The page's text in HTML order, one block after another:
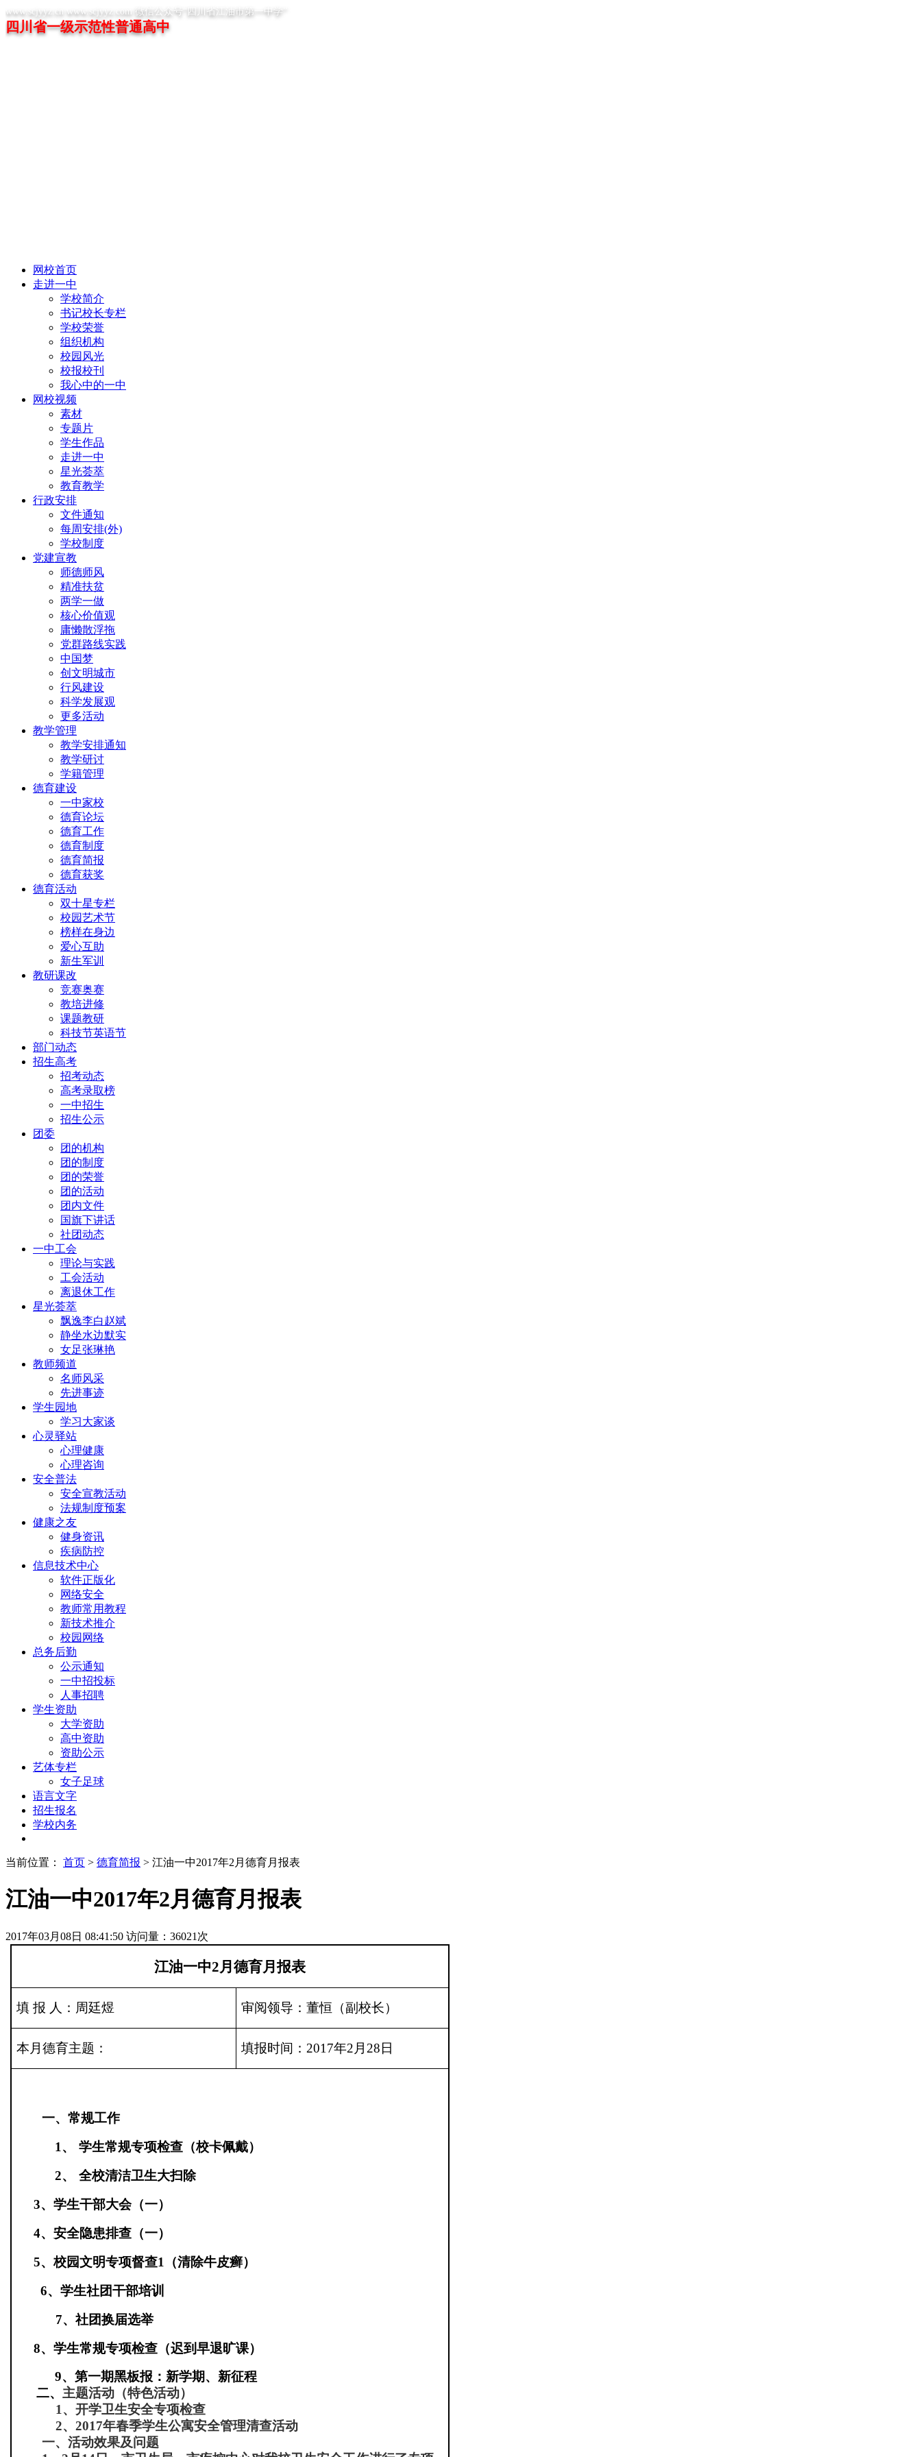
www.scjyyz.cn www.scjyyz.com 微信公众号“四川省江油市第一中学”
四川省一级示范性普通高中
网校首页
走进一中
学校简介
书记校长专栏
学校荣誉
组织机构
校园风光
校报校刊
我心中的一中
网校视频
素材
专题片
学生作品
走进一中
星光荟萃
教育教学
行政安排
文件通知
每周安排(外)
学校制度
党建宣教
师德师风
精准扶贫
两学一做
核心价值观
庸懒散浮拖
党群路线实践
中国梦
创文明城市
行风建设
科学发展观
更多活动
教学管理
教学安排通知
教学研讨
学籍管理
德育建设
一中家校
德育论坛
德育工作
德育制度
德育简报
德育获奖
德育活动
双十星专栏
校园艺术节
榜样在身边
爱心互助
新生军训
教研课改
竞赛奥赛
教培进修
课题教研
科技节英语节
部门动态
招生高考
招考动态
高考录取榜
一中招生
招生公示
团委
团的机构
团的制度
团的荣誉
团的活动
团内文件
国旗下讲话
社团动态
一中工会
理论与实践
工会活动
离退休工作
星光荟萃
飘逸李白赵斌
静坐水边默实
女足张琳艳
教师频道
名师风采
先进事迹
学生园地
学习大家谈
心灵驿站
心理健康
心理咨询
安全普法
安全宣教活动
法规制度预案
健康之友
健身资讯
疾病防控
信息技术中心
软件正版化
网络安全
教师常用教程
新技术推介
校园网络
总务后勤
公示通知
一中招投标
人事招聘
学生资助
大学资助
高中资助
资助公示
艺体专栏
女子足球
语言文字
招生报名
学校内务
当前位置： 首页 > 德育简报 > 江油一中2017年2月德育月报表
江油一中2017年2月德育月报表
2017年03月08日 08:41:50 访问量： 36021 次
江油一中2月德育月报表
填 报 人：周廷煜 审阅领导：董恒（副校长）
本月德育主题： 填报时间： 2017年2 月 28 日
一、常规工作
1、
学生常规专项检查（校卡佩戴）
2、
全校清洁卫生大扫除
3、学生干部大会（一）
4、安全隐患排查（一）
5、校园文明专项督查1
（清除牛皮癣）
6、学生社团干部培训
7、社团换届选举
8、学生常规专项检查（迟到早退旷课）
9、第一期黑板报：新学期、新征程
二、 主题活动（特色活动）
1 、开学卫生安全专项检查
2、 2017年春季学生公寓安全管理清查活动
一、活动效果及问题